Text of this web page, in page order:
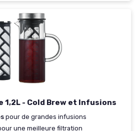
1,2L - Cold Brew et Infusions
pour de grandes infusions
une meilleure filtration